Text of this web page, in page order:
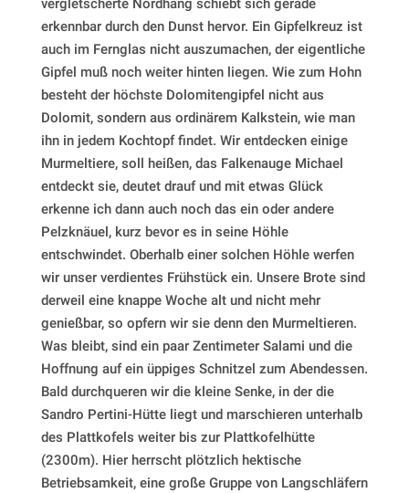
vergletscherte Nordhang schiebt sich gerade
erkennbar durch den Dunst hervor. Ein Gipfelkreuz ist
auch im Fernglas nicht auszumachen, der eigentliche
Gipfel muß noch weiter hinten liegen. Wie zum Hohn
besteht der höchste Dolomitengipfel nicht aus
Dolomit, sondern aus ordinärem Kalkstein, wie man
ihn in jedem Kochtopf findet. Wir entdecken einige
Murmeltiere, soll heißen, das Falkenauge Michael
entdeckt sie, deutet drauf und mit etwas Glück
erkenne ich dann auch noch das ein oder andere
Pelzknäuel, kurz bevor es in seine Höhle
entschwindet. Oberhalb einer solchen Höhle werfen
wir unser verdientes Frühstück ein. Unsere Brote sind
derweil eine knappe Woche alt und nicht mehr
genießbar, so opfern wir sie denn den Murmeltieren.
Was bleibt, sind ein paar Zentimeter Salami und die
Hoffnung auf ein üppiges Schnitzel zum Abendessen.
Bald durchqueren wir die kleine Senke, in der die
Sandro Pertini-Hütte liegt und marschieren unterhalb
des Plattkofels weiter bis zur Plattkofelhütte
(2300m). Hier herrscht plötzlich hektische
Betriebsamkeit, eine große Gruppe von Langschläfern